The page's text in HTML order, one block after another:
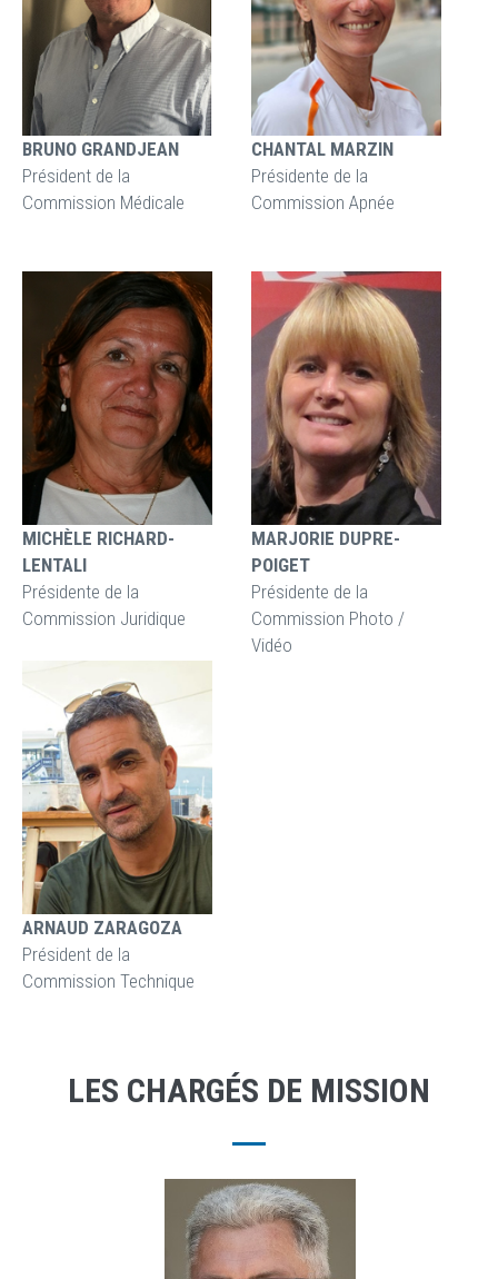
BRUNO GRANDJEAN
Président de la
Commission Médicale
CHANTAL MARZIN
Présidente de la
Commission Apnée
MICHÈLE RICHARD-
LENTALI
Présidente de la
Commission Juridique
MARJORIE DUPRE-
POIGET
Présidente de la
Commission Photo /
Vidéo
ARNAUD ZARAGOZA
Président de la
Commission Technique
LES CHARGÉS DE MISSION